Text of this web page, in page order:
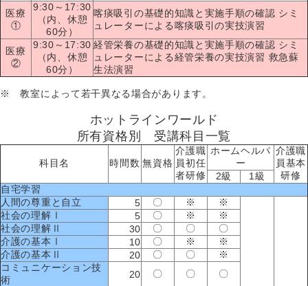
医療
①
9:30～17:30
（内、休憩
60分）
喀痰吸引の基礎的知識と実施手順の確認 シミ
ュレーターによる喀痰吸引の実技演習
医療
②
9:30～17:30
（内、休憩
60分）
経管栄養の基礎的知識と実施手順の確認 シミ
ュレーターによる経管栄養の実技演習 救急蘇
生法演習
※ 教室によって若干異なる場合があります。
ホットラインワールド
所有資格別 受講科目一覧
科目名 時間数 無資格
介護職
員初任
者研修
ホームヘルパ
ー
介護職
員基本
研修
2級
1級
自宅学習
人間の尊重と自立
5 〇 ※ ※
社会の理解Ⅰ 5 〇 ※
※
社会の理解Ⅱ
30 〇 〇
〇
介護の基本Ⅰ
10 〇 ※
※
介護の基本Ⅱ
20 〇 〇
※
コミュニケーション技
術
20 〇 〇
〇